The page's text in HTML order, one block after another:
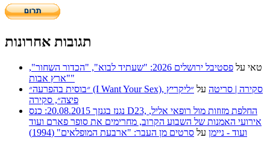
תגובות אחרונות
טאי על
פסטיבל ירושלים 2026: "שעתיד לבוא", "הכדור השחור",
"ארץ אבות"
״בוסית בהפרעה״ (I Want Your Sex), סקירה | סריטה על ״ליקריץ
פיצה״, סקירה
נגנז בגנזך 20.08.2015: כנס D23, החלפת מזוזות מול רופאי אליל,
אירועי האמנות של השבוע הקרוב, מחרימים את סופר פארם ועוד
ועוד - ניימן על סרטים מן העבר: "ארבעת המופלאים" (1994)